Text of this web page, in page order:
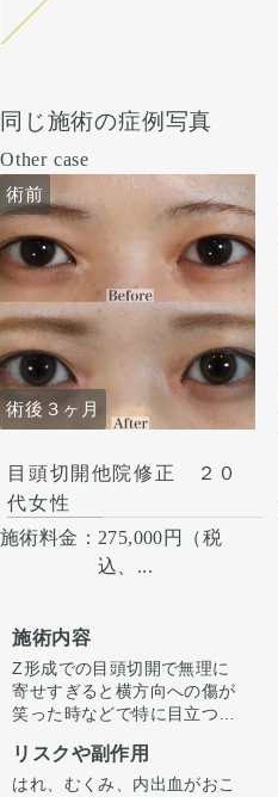
同じ施術の症例写真
Other case
術前
術後３ヶ月
目頭切開他院修正 ２０
代女性
施術料金： 275,000円（税
込、...
施術内容
Z形成での目頭切開で無理に
寄せすぎると横方向への傷が
笑った時などで特に目立つこ
逆Zで傷の流れを自然な向き
である縦縫合に戻すことで傷
リスクや副作用
はれ、むくみ、内出血がおこ